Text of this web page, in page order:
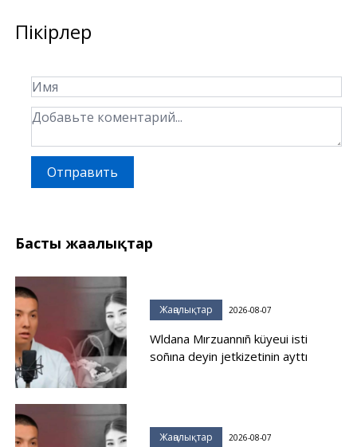
Пікірлер
Отправить
Басты жаңалықтар
Жаңалықтар 2026-08-07
Wldana Mırzuannıñ küyeui isti
soñına deyin jetkizetinin ayttı
Жаңалықтар 2026-08-07